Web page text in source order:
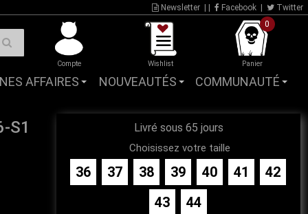
Newsletter Facebook Twitter
Compte Wishlist
0
Panier
AFFAIRES NOUVEAUTÉS COMMUNAUTÉ
S1 Livré sous 65 jours
Choisissez votre taille
36 37 38 39 40 41
42
43
44